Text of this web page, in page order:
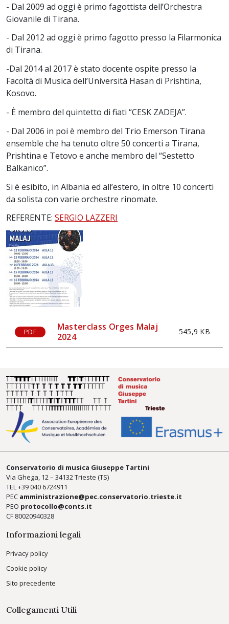
- Dal 2009 ad oggi è primo fagottista dell’Orchestra
Giovanile di Tirana.
- Dal 2012 ad oggi è primo fagotto presso la Filarmonica
di Tirana.
-Dal 2014 al 2017 è stato docente ospite presso la
Facoltà di Musica dell’Università Hasan di Prishtina,
Kosovo.
- È membro del quintetto di fiati “CESK ZADEJA”.
- Dal 2006 in poi è membro del Trio Emerson Tirana
ensemble che ha tenuto oltre 50 concerti a Tirana,
Prishtina e Tetovo e anche membro del “Sestetto
Balkanico”.
Si è esibito, in Albania ed all’estero, in oltre 10 concerti
da solista con varie orchestre rinomate.
REFERENTE: SERGIO LAZZERI
PDF
Masterclass Orges Malaj
2024
545,9 KB
Conservatorio di musica Giuseppe Tartini
Via Ghega, 12 – 34132 Trieste (TS)
TEL +39040 6724911
PEC amministrazione@pec.conservatorio.trieste.it
PEO protocollo@conts.it
CF 80020940328
Informazioni legali
Privacy policy
Cookie policy
Sito precedente
Collegamenti Utili